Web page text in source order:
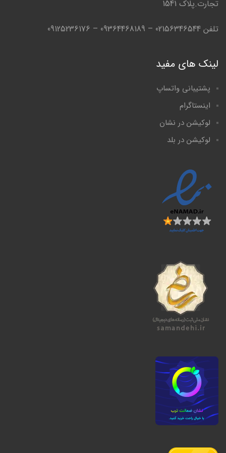
تجارت.پلاک 1541
تلفن 02156346544 – 09364468189 – 09125236176
لینک های مفید
پشتیبانی واتساپ
اینستاگرام
لوکیشن در نشان
لوکیشن در بلد